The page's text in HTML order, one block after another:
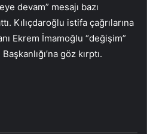
devam” mesajı bazı
Kılıçdaroğlu istifa çağrılarına
Ekrem İmamoğlu “değişim”
göz kırptı.